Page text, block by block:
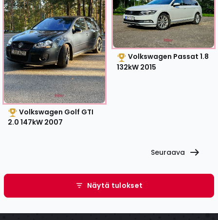
Volkswagen Golf GTI
2.0 147kW 2007
Volkswagen Passat 1.8
132kW 2015
Seuraava
Näytä tulokset